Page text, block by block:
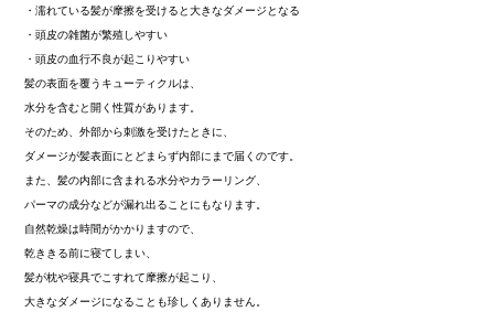
・濡れている髪が摩擦を受けると大きなダメージとなる
・頭皮の雑菌が繁殖しやすい
・頭皮の血行不良が起こりやすい
髪の表面を覆うキューティクルは、
水分を含むと開く性質があります。
そのため、外部から刺激を受けたときに、
ダメージが髪表面にとどまらず内部にまで届くのです。
また、髪の内部に含まれる水分やカラーリング、
パーマの成分などが漏れ出ることにもなります。
自然乾燥は時間がかかりますので、
乾ききる前に寝てしまい、
髪が枕や寝具でこすれて摩擦が起こり、
大きなダメージになることも珍しくありません。